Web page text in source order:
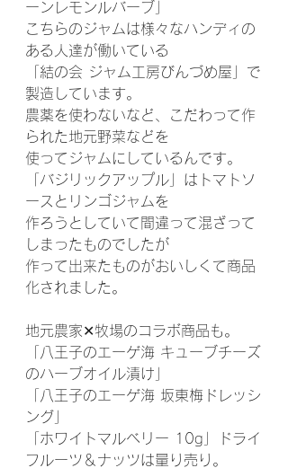
ーンレモンルバーブ」
こちらのジャムは様々なハンディの
ある人達が働いている
「結の会 ジャム工房びんづめ屋」で
製造しています。
農薬を使わないなど、こだわって作
られた地元野菜などを
使ってジャムにしているんです。
「バジリックアップル」はトマトソ
ースとリンゴジャムを
作ろうとしていて間違って混ざって
しまったものでしたが
作って出来たものがおいしくて商品
化されました。
地元農家✕牧場のコラボ商品も。
「八王子のエーゲ海 キューブチーズ
のハーブオイル漬け」
「八王子のエーゲ海 坂東梅ドレッシ
ング」
「ホワイトマルベリー 10g」ドライ
フルーツ＆ナッツは量り売り。